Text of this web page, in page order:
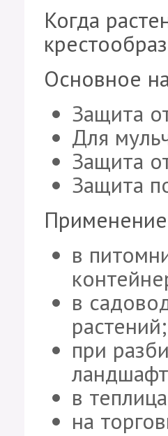
Когда
Основное
Защита
Для
Защита
Защита
в
в
растений;
при
в
на